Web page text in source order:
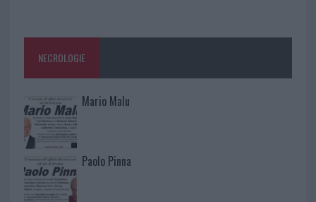
NECROLOGIE
Mario Malu
Paolo Pinna